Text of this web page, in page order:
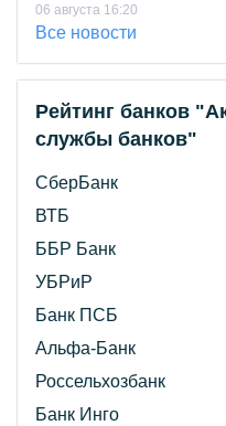
06 августа 16:20
Все новости
Рейтинг банков
службы банков"
СберБанк
ВТБ
ББР Банк
УБРиР
Банк ПСБ
Альфа-Банк
Россельхозбанк
Банк Инго